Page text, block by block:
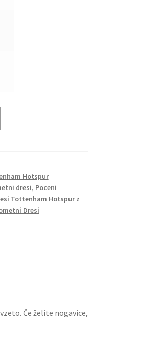
Hotspur
dresi, Poceni
Tottenham Hotspur z
Dresi
Če želite nogavice,